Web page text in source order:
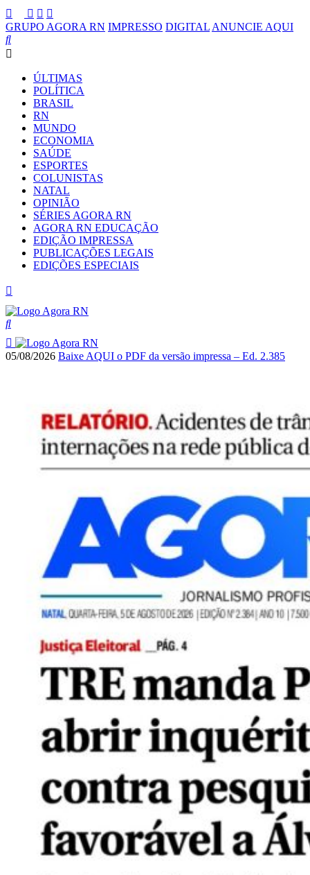
GRUPO AGORA RN IMPRESSO DIGITAL ANUNCIE AQUI
ÚLTIMAS
POLÍTICA
BRASIL
RN
MUNDO
ECONOMIA
SAÚDE
ESPORTES
COLUNISTAS
NATAL
OPINIÃO
SÉRIES AGORA RN
AGORA RN EDUCAÇÃO
EDIÇÃO IMPRESSA
PUBLICAÇÕES LEGAIS
EDIÇÕES ESPECIAIS
05/08/2026 Baixe AQUI o PDF da versão impressa – Ed. 2.385